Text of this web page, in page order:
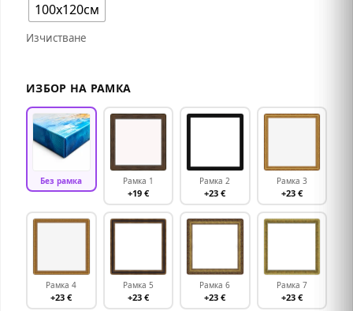
100х120см
Изчистване
ИЗБОР НА РАМКА
Без рамка Рамка 1
+19 €
Рамка 2
+23 €
Рамка 3
+23 €
Рамка 4
+23 €
Рамка 5
+23 €
Рамка 6
+23 €
Рамка 7
+23 €